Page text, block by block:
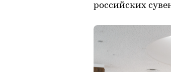
российских